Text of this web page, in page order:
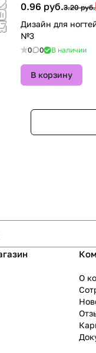
0.96 руб.3.20 руб.
Дизайн для
№3
0 0 В наличии
В корзину
О